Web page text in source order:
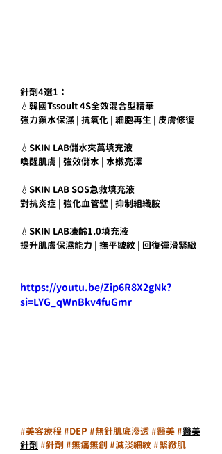
針劑4選1：
💧韓國Tssoult 4S全效混合型精華
強力鎖水保濕 | 抗氧化 | 細胞再生 | 皮膚修復
💧SKIN LAB儲水夾萬填充液
喚醒肌膚 | 強效儲水 | 水嫩亮澤
💧SKIN LAB SOS急救填充液
對抗炎症 | 強化血管壁 | 抑制組織胺
💧SKIN LAB凍齡1.0填充液
提升肌膚保濕能力 | 撫平皺紋 | 回復彈滑緊緻
https://youtu.be/Zip6R8X2gNk?
si=LYG_qWnBkv4fuGmr
#美容療程#DEP #無針肌底滲透#醫美 #醫美
針劑#針劑#無痛無創#減淡細紋#緊緻肌